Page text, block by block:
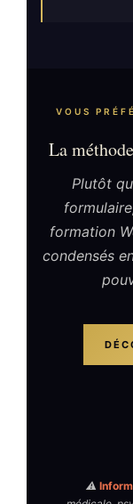
VOUS
La
Plutôt
formation
condensés
⚠️